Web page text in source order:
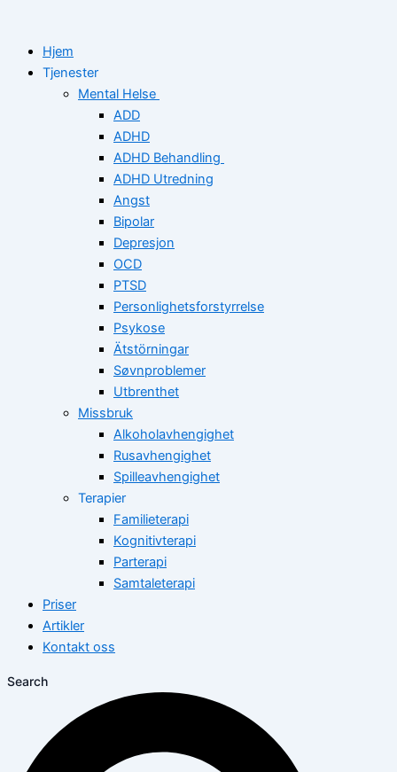
Hjem
Tjenester
Mental Helse
ADD
ADHD
ADHD Behandling
ADHD Utredning
Angst
Bipolar
Depresjon
OCD
PTSD
Personlighetsforstyrrelse
Psykose
Ätstörningar
Søvnproblemer
Utbrenthet
Missbruk
Alkoholavhengighet
Rusavhengighet
Spilleavhengighet
Terapier
Familieterapi
Kognitivterapi
Parterapi
Samtaleterapi
Priser
Artikler
Kontakt oss
Search